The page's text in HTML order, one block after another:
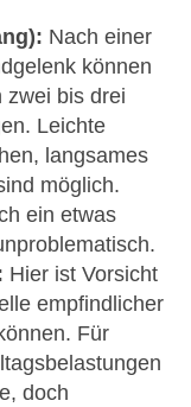
Nach einer
können
zwei bis drei
Leichte
langsames
möglich.
ein etwas
Hier ist Vorsicht
empfindlicher
Für
doch